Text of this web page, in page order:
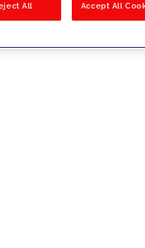
All Accept All